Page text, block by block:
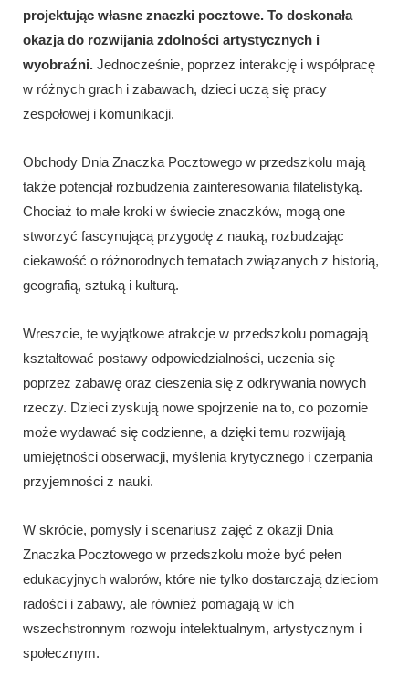
projektując własne znaczki pocztowe. To doskonała
okazja do rozwijania zdolności artystycznych i
wyobraźni. Jednocześnie, poprzez interakcję i współpracę
w różnych grach i zabawach, dzieci uczą się pracy
zespołowej i komunikacji.
Obchody Dnia Znaczka Pocztowego w przedszkolu mają
także potencjał rozbudzenia zainteresowania filatelistyką.
Chociaż to małe kroki w świecie znaczków, mogą one
stworzyć fascynującą przygodę z nauką, rozbudzając
ciekawość o różnorodnych tematach związanych z historią,
geografią, sztuką i kulturą.
Wreszcie, te wyjątkowe atrakcje w przedszkolu pomagają
kształtować postawy odpowiedzialności, uczenia się
poprzez zabawę oraz cieszenia się z odkrywania nowych
rzeczy. Dzieci zyskują nowe spojrzenie na to, co pozornie
może wydawać się codzienne, a dzięki temu rozwijają
umiejętności obserwacji, myślenia krytycznego i czerpania
przyjemności z nauki.
W skrócie, pomysly i scenariusz zajęć z okazji Dnia
Znaczka Pocztowego w przedszkolu może być pełen
edukacyjnych walorów, które nie tylko dostarczają dzieciom
radości i zabawy, ale również pomagają w ich
wszechstronnym rozwoju intelektualnym, artystycznym i
społecznym.